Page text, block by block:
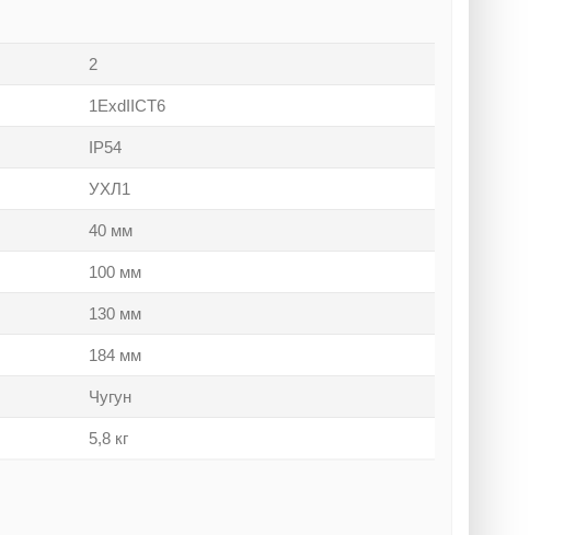
2
1ExdIICT6
IP54
УХЛ1
40 мм
100 мм
130 мм
184 мм
Чугун
5,8 кг